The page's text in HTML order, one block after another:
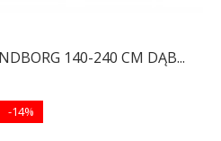
140-240 CM DĄB...
-14%